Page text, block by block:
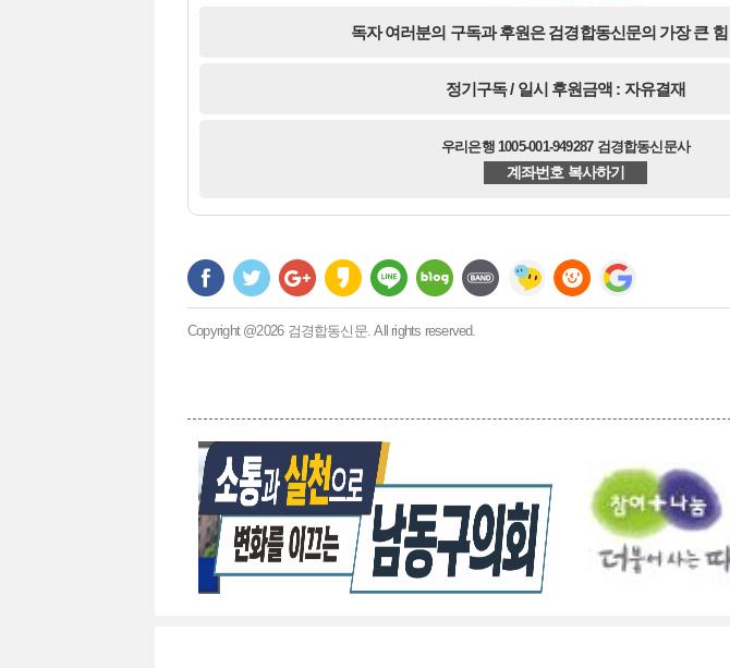
독자 여러분의 구독과 후원은 검경합동신문의 가장 큰
정기구독 / 일시 후원금액 : 자유결재
우리은행 1005-001-949287 검경합동신문사
계좌번호 복사하기
Copyright @2026 검경합동신문. All rights reserved.